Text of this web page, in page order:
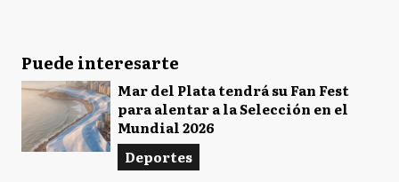
Puede interesarte
Mar del Plata tendrá su Fan Fest
para alentar a la Selección en el
Mundial 2026
Deportes